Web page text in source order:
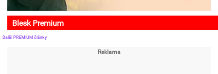
Blesk Premium
Další PREMIUM články